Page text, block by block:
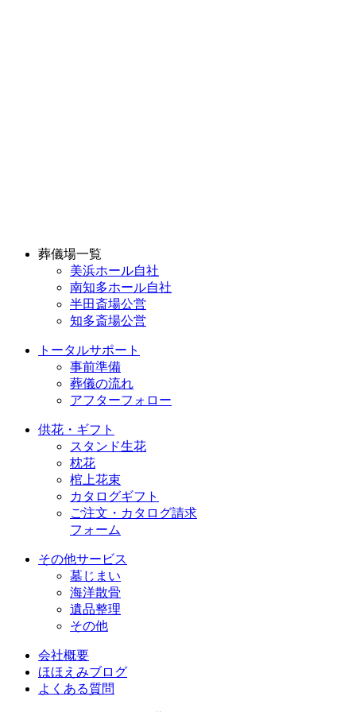
葬儀場一覧
美浜ホール自社
南知多ホール自社
半田斎場公営
知多斎場公営
トータルサポート
事前準備
葬儀の流れ
アフターフォロー
供花・ギフト
スタンド生花
枕花
棺上花束
カタログギフト
ご注文・カタログ請求
フォーム
その他サービス
墓じまい
海洋散骨
遺品整理
その他
会社概要
ほほえみブログ
よくある質問